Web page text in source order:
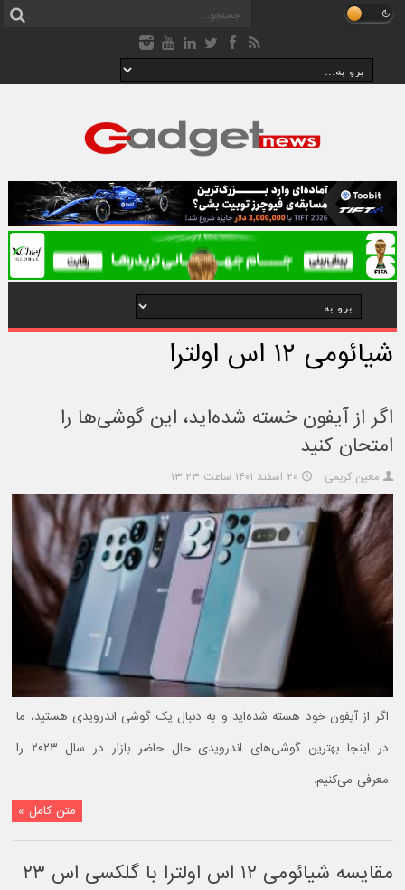
شیائومی ۱۲ اس اولترا
اگر از آیفون خسته شده‌اید، این گوشی‌ها را
امتحان کنید
معین کریمی ۲۰ اسفند ۱۴۰۱ ساعت ۱۳:۲۳
اگر از آیفون خود هسته شده‌اید و به دنبال یک گوشی اندرویدی هستید، ما
در اینجا بهترین گوشی‌های اندرویدی حال حاضر بازار در سال ۲۰۲۳ را
معرفی می‌کنیم.
متن کامل »
مقایسه شیائومی ۱۲ اس اولترا با گلکسی اس ۲۳